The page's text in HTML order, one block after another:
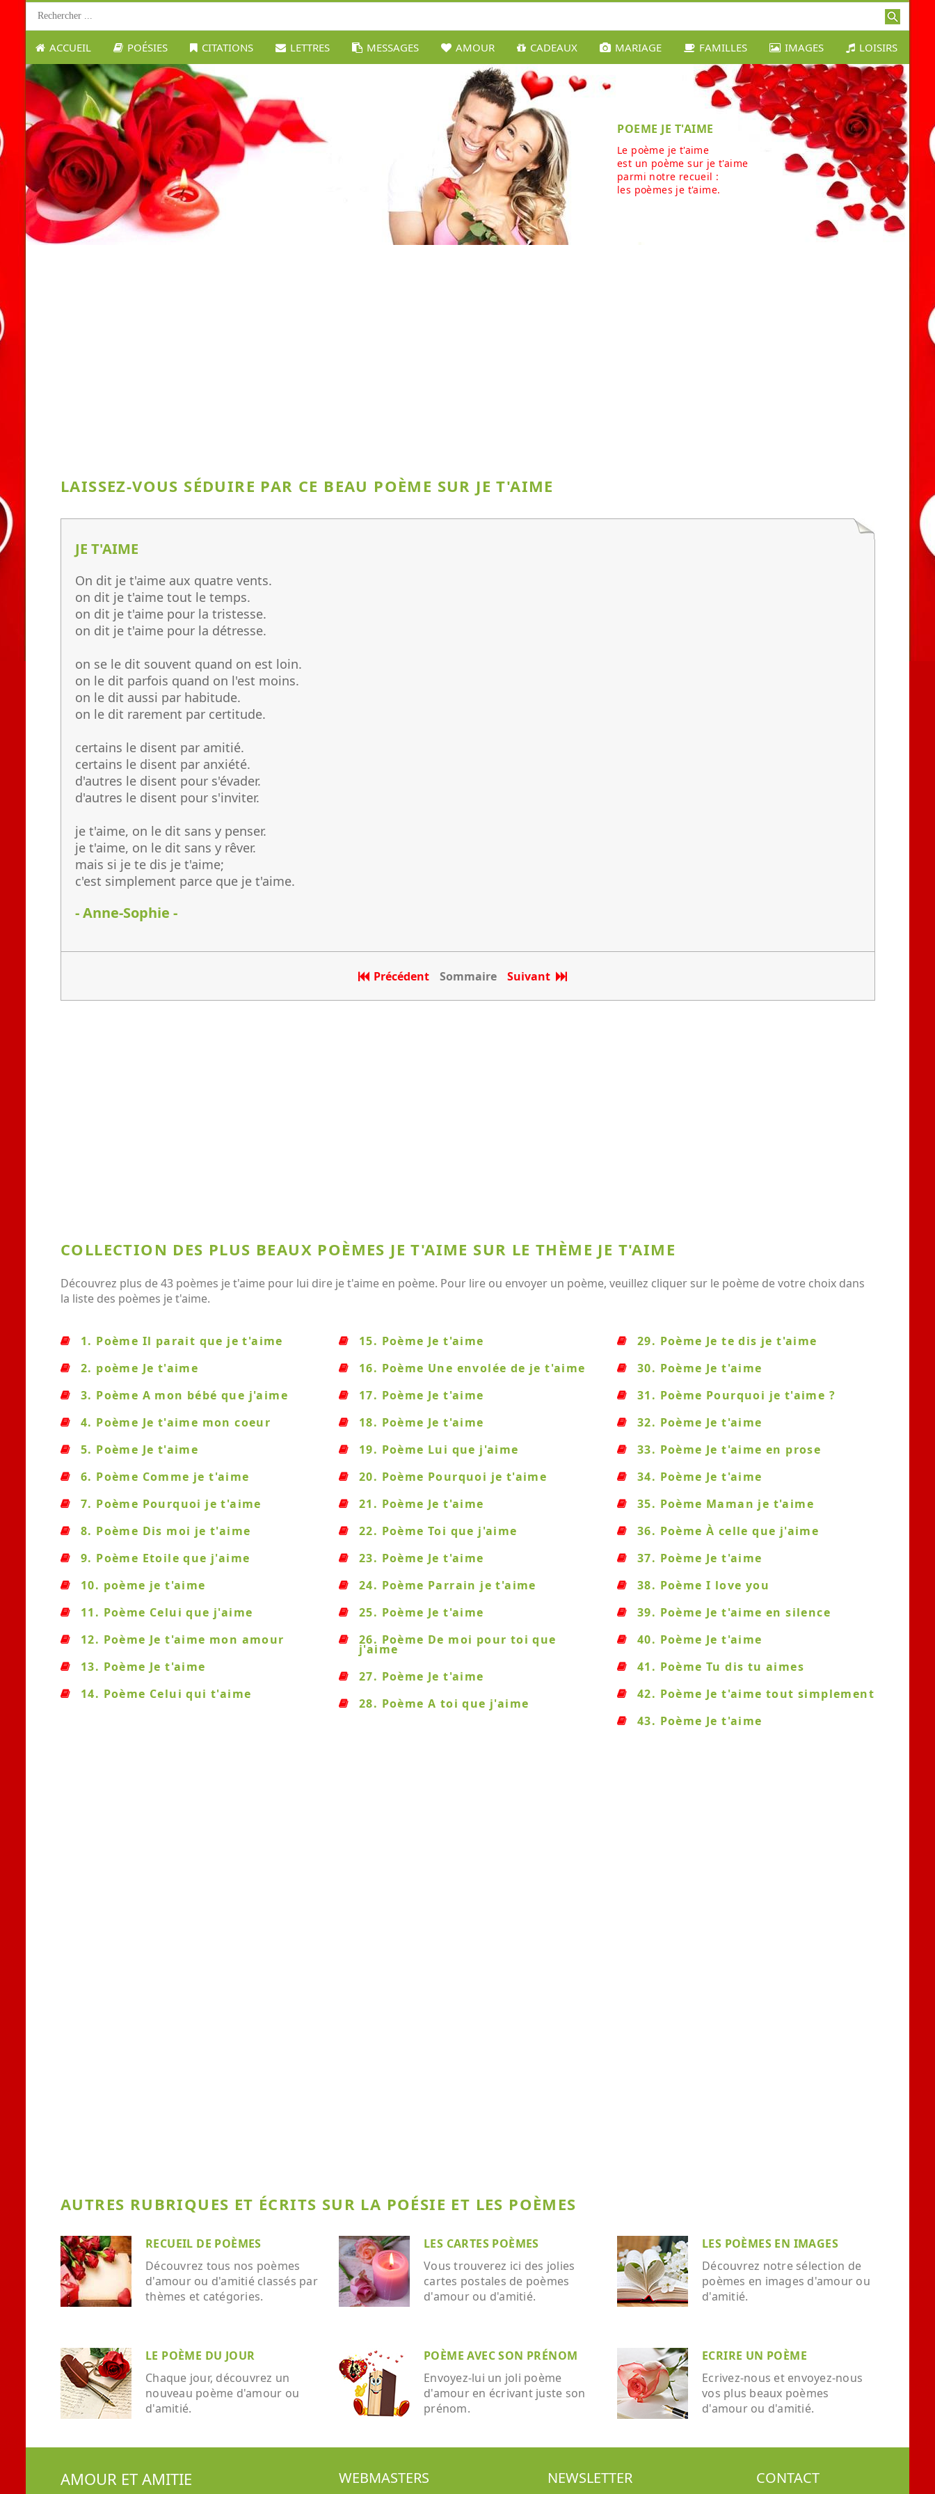
ACCUEIL POÉSIES CITATIONS LETTRES MESSAGES AMOUR CADEAUX MARIAGE FAMILLES IMAGES LOISIRS
POEME JE T'AIME
Le poème je t'aime
est un poème sur je t'aime
parmi notre recueil :
les poèmes je t'aime.
LAISSEZ-VOUS SÉDUIRE PAR CE BEAU POÈME SUR JE T'AIME
JE T'AIME
On dit je t'aime aux quatre vents.
on dit je t'aime tout le temps.
on dit je t'aime pour la tristesse.
on dit je t'aime pour la détresse.
on se le dit souvent quand on est loin.
on le dit parfois quand on l'est moins.
on le dit aussi par habitude.
on le dit rarement par certitude.
certains le disent par amitié.
certains le disent par anxiété.
d'autres le disent pour s'évader.
d'autres le disent pour s'inviter.
je t'aime, on le dit sans y penser.
je t'aime, on le dit sans y rêver.
mais si je te dis je t'aime;
c'est simplement parce que je t'aime.
- Anne-Sophie -
Précédent Sommaire Suivant
COLLECTION DES PLUS BEAUX POÈMES JE T'AIME SUR LE THÈME JE T'AIME
Découvrez plus de 43 poèmes je t'aime pour lui dire je t'aime en poème. Pour lire ou envoyer un poème, veuillez cliquer sur le poème de votre choix dans
la liste des poèmes je t'aime.
1. Poème Il parait que je t'aime
2. poème Je t'aime
3. Poème A mon bébé que j'aime
4. Poème Je t'aime mon coeur
5. Poème Je t'aime
6. Poème Comme je t'aime
7. Poème Pourquoi je t'aime
8. Poème Dis moi je t'aime
9. Poème Etoile que j'aime
10. poème je t'aime
11. Poème Celui que j'aime
12. Poème Je t'aime mon amour
13. Poème Je t'aime
14. Poème Celui qui t'aime
15. Poème Je t'aime
16. Poème Une envolée de je t'aime
17. Poème Je t'aime
18. Poème Je t'aime
19. Poème Lui que j'aime
20. Poème Pourquoi je t'aime
21. Poème Je t'aime
22. Poème Toi que j'aime
23. Poème Je t'aime
24. Poème Parrain je t'aime
25. Poème Je t'aime
26. Poème De moi pour toi que
j'aime
27. Poème Je t'aime
28. Poème A toi que j'aime
29. Poème Je te dis je t'aime
30. Poème Je t'aime
31. Poème Pourquoi je t'aime ?
32. Poème Je t'aime
33. Poème Je t'aime en prose
34. Poème Je t'aime
35. Poème Maman je t'aime
36. Poème À celle que j'aime
37. Poème Je t'aime
38. Poème I love you
39. Poème Je t'aime en silence
40. Poème Je t'aime
41. Poème Tu dis tu aimes
42. Poème Je t'aime tout simplement
43. Poème Je t'aime
AUTRES RUBRIQUES ET ÉCRITS SUR LA POÉSIE ET LES POÈMES
RECUEIL DE POÈMES
Découvrez tous nos poèmes
d'amour ou d'amitié classés par
thèmes et catégories.
LES CARTES POÈMES
Vous trouverez ici des jolies
cartes postales de poèmes
d'amour ou d'amitié.
LES POÈMES EN IMAGES
Découvrez notre sélection de
poèmes en images d'amour ou
d'amitié.
LE POÈME DU JOUR
Chaque jour, découvrez un
nouveau poème d'amour ou
d'amitié.
POÈME AVEC SON PRÉNOM
Envoyez-lui un joli poème
d'amour en écrivant juste son
prénom.
ECRIRE UN POÈME
Ecrivez-nous et envoyez-nous
vos plus beaux poèmes
d'amour ou d'amitié.
AMOUR ET AMITIE WEBMASTERS NEWSLETTER CONTACT